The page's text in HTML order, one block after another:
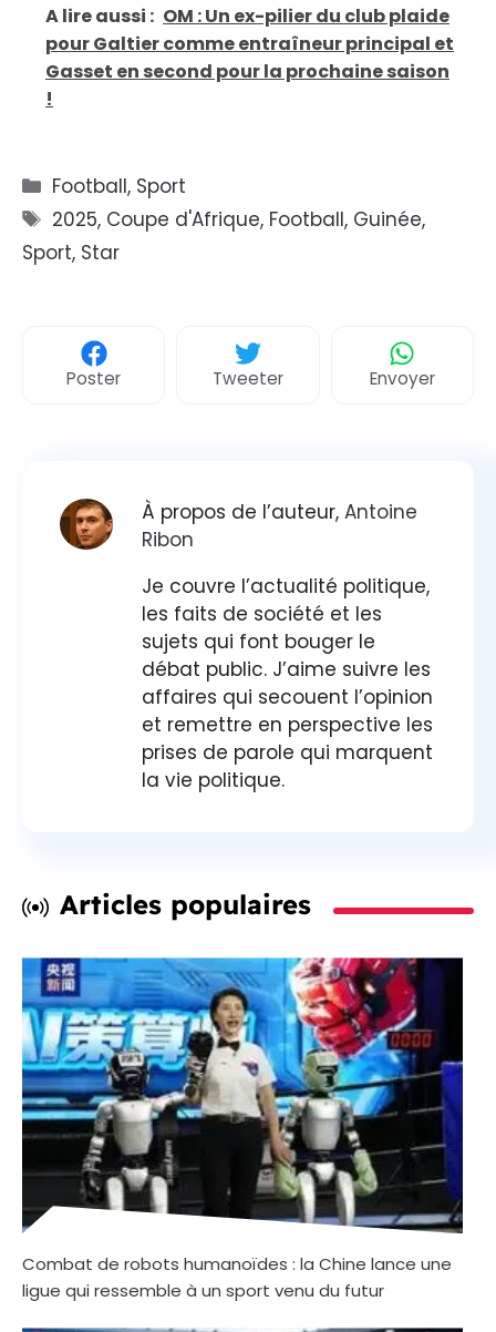
A lire aussi : OM : Un ex-pilier du club plaide
pour Galtier comme entraîneur principal et
Gasset en second pour la prochaine saison
!
Catégories
Football, Sport
Étiquettes
2025, Coupe d'Afrique, Football, Guinée,
Sport, Star
Poster Tweeter Envoyer
À propos de l’auteur, Antoine
Ribon
Je couvre l’actualité politique,
les faits de société et les
sujets qui font bouger le
débat public. J’aime suivre les
affaires qui secouent l’opinion
et remettre en perspective les
prises de parole qui marquent
la vie politique.
Articles populaires
Combat de robots humanoïdes : la Chine lance une
ligue qui ressemble à un sport venu du futur